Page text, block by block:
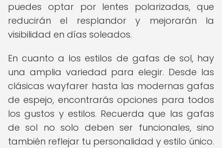
puedes optar por lentes polarizadas, que
reducirán el resplandor y mejorarán la
visibilidad en días soleados.
En cuanto a los estilos de gafas de sol, hay
una amplia variedad para elegir. Desde las
clásicas wayfarer hasta las modernas gafas
de espejo, encontrarás opciones para todos
los gustos y estilos. Recuerda que las gafas
de sol no solo deben ser funcionales, sino
también reflejar tu personalidad y estilo único.